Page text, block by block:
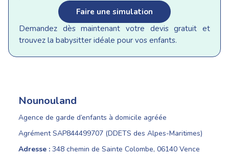
Faire une simulation
Demandez dès maintenant votre devis gratuit et
trouvez la babysitter idéale pour vos enfants.
Nounouland
Agence de garde d’enfants à domicile agréée
Agrément SAP844499707 (DDETS des Alpes-Maritimes)
Adresse : 348 chemin de Sainte Colombe, 06140 Vence